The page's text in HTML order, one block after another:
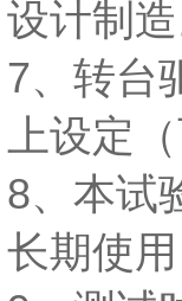
设计制
7、转台
上设定
8、本试
长期使